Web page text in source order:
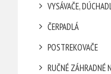
VYSÁVAČE,
ČERPADLÁ
POSTREKOVAČE
RUČNÉ ZÁHRADNÉ